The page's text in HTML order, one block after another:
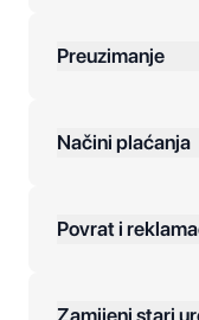
Preuzimanje
Načini plaćanja
Povrat i
Zamijeni stari